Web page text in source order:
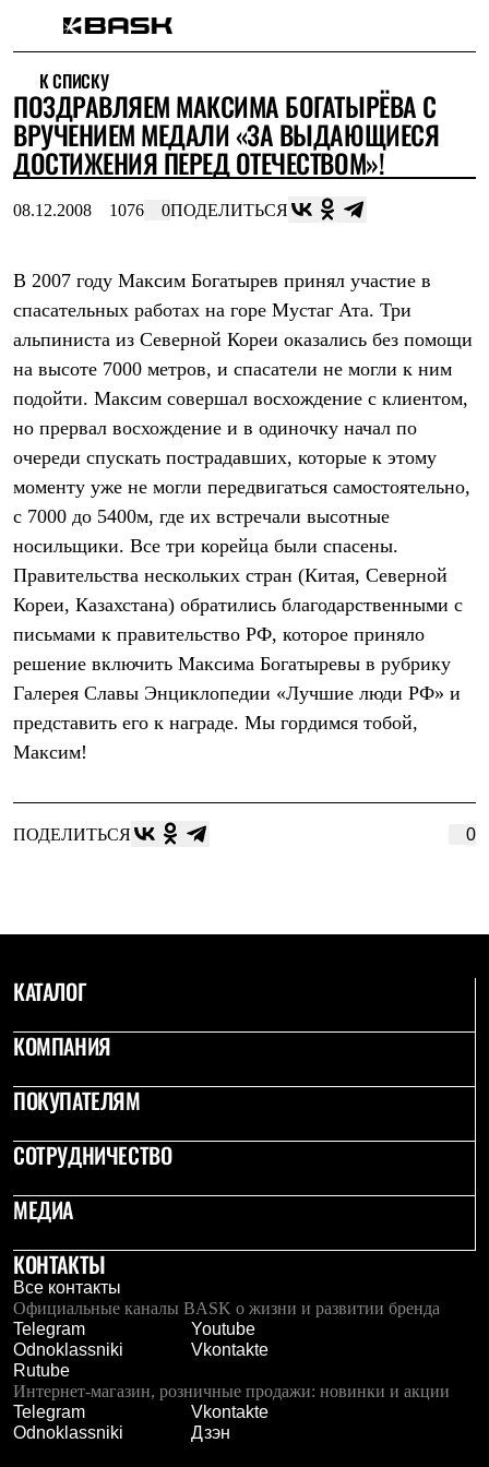
Интернет-магазин
Мужская одежда
Утепленная пухом
Куртки
Брюки
Комбинезоны
Штормовая одежда
Куртки
Софтшелл одежда
Куртки
Брюки
Флисовая одежда
Куртки
Брюки
Термобелье
Теплое термобелье
Среднее термобелье
Легкое термобелье
Лёгкая одежда
Футболки
Рубашки
Толстовки
Брюки
Шорты
Женская одежда
Утепленная пухом
Куртки
Утепленная синтетикой
Куртки
Брюки
Куртки
Рубашки
Толстовки
Брюки
Теплое термобелье
Среднее термобелье
Легкое термобелье
Флисовая одежда
Брюки
Детская одежда
Комбинезоны
Куртки
Брюки
Утепленная синтетикой
Комбинезоны
Куртки
Брюки
Лёгкая одежда
Футболки
К СПИСКУ
ПОЗДРАВЛЯЕМ МАКСИМА БОГАТЫРЁВА С
ВРУЧЕНИЕМ МЕДАЛИ «ЗА ВЫДАЮЩИЕСЯ
ДОСТИЖЕНИЯ ПЕРЕД ОТЕЧЕСТВОМ»!
08.12.2008 1076 0ПОДЕЛИТЬСЯ
В 2007 году Максим Богатырев принял участие в
спасательных работах на горе Мустаг Ата. Три
альпиниста из Северной Кореи оказались без помощи
на высоте 7000 метров, и спасатели не могли к ним
подойти. Максим совершал восхождение с клиентом,
но прервал восхождение и в одиночку начал по
очереди спускать пострадавших, которые к этому
моменту уже не могли передвигаться самостоятельно,
с 7000 до 5400м, где их встречали высотные
носильщики. Все три корейца были спасены.
Правительства нескольких стран (Китая, Северной
Кореи, Казахстана) обратились благодарственными с
письмами к правительство РФ, которое приняло
решение включить Максима Богатыревы в рубрику
Галерея Славы Энциклопедии «Лучшие люди РФ» и
представить его к награде. Мы гордимся тобой,
Максим!
ПОДЕЛИТЬСЯ 0
КАТАЛОГ
КОМПАНИЯ
ПОКУПАТЕЛЯМ
СОТРУДНИЧЕСТВО
МЕДИА
КОНТАКТЫ
Все контакты
Официальные каналы BASK о жизни и развитии бренда
Telegram
Youtube
Odnoklassniki
Vkontakte
Rutube
Интернет-магазин, розничные продажи: новинки и акции
Telegram
Vkontakte
Odnoklassniki
Дзэн